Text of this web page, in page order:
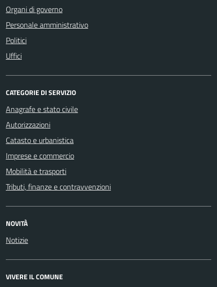
Organi di governo
Personale amministrativo
Politici
Uffici
CATEGORIE DI SERVIZIO
Anagrafe e stato civile
Autorizzazioni
Catasto e urbanistica
Imprese e commercio
Mobilità e trasporti
Tributi, finanze e contravvenzioni
NOVITÀ
Notizie
VIVERE IL COMUNE